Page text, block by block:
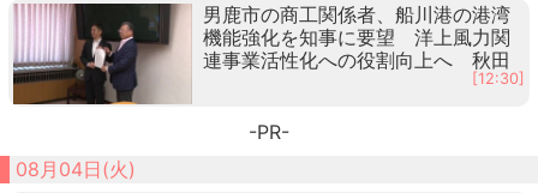
男鹿市の商工関係者、船川港の港湾
機能強化を知事に要望 洋上風力関
連事業活性化への役割向上へ 秋田
[12:30]
-PR-
08月04日(火)